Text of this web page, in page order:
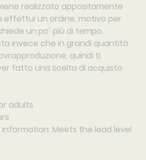
realizzato appositamente
effettui un ordine, motivo per
un po’ più di tempo.
invece che in grandi quantità
quindi ti
fatto una scelta di acquisto
adults
Meets the lead level